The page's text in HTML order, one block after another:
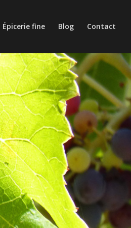
Épicerie fine Blog Contact